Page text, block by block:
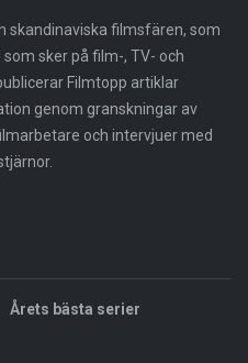
skandinaviska filmsfären, som
sker på film-, TV- och
Filmtopp artiklar
genom granskningar av
och intervjuer med
Årets bästa serier